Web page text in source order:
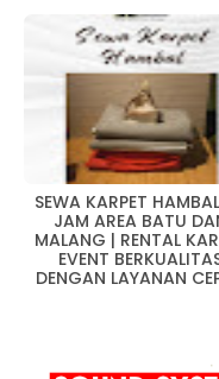
SEWA KARPET
JAM AREA BATU
MALANG | RENTAL
EVENT
DENGAN LAYANAN